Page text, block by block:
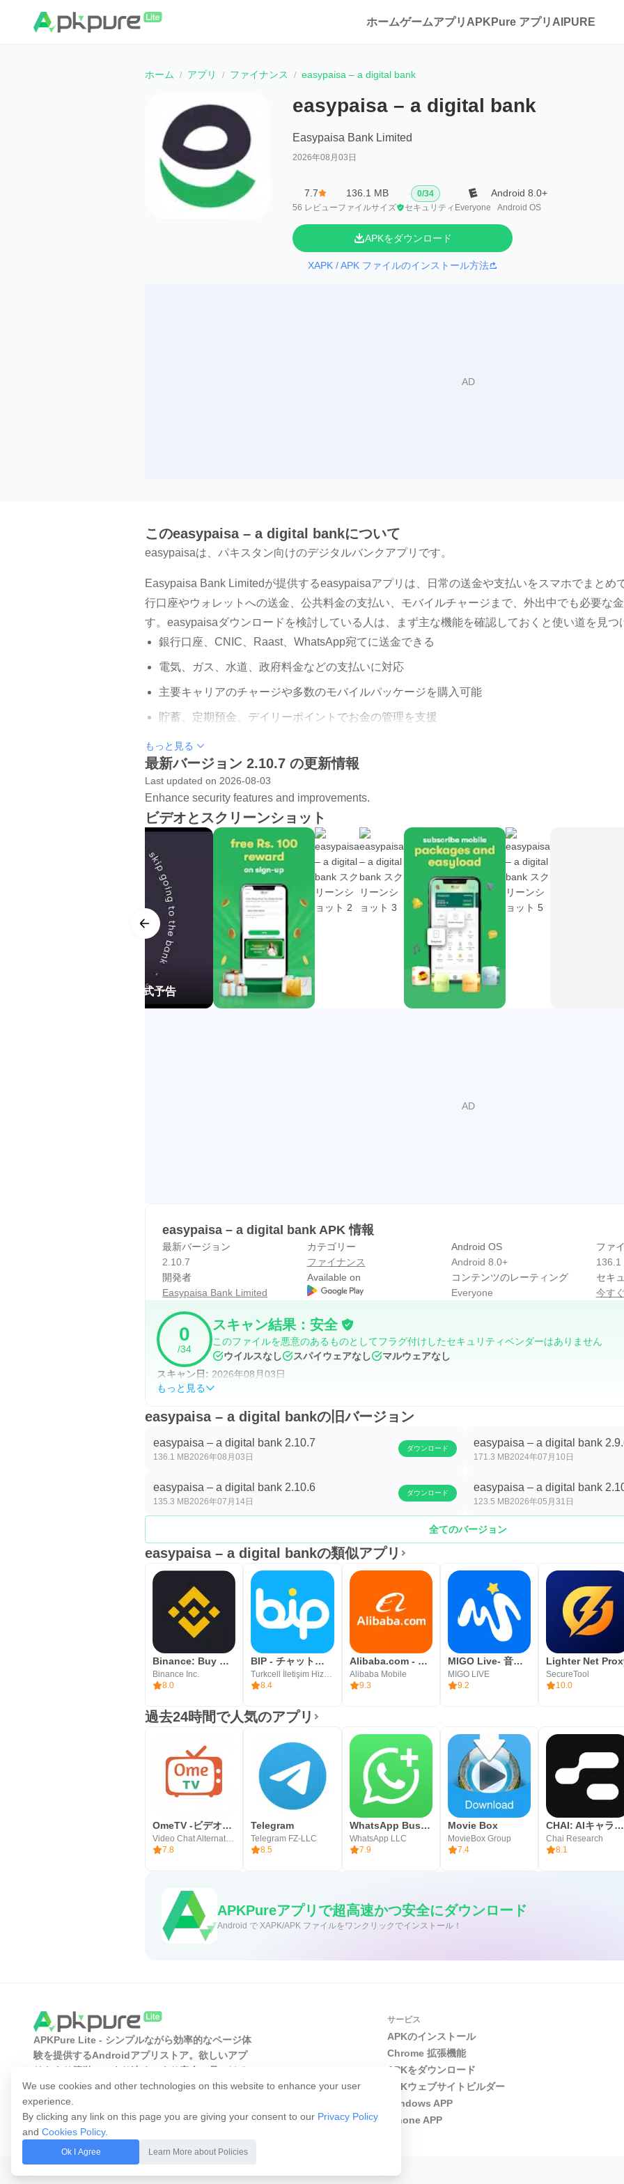
ホームゲームアプリ APKPure アプリ AIPURE
ホーム アプリ ファイナンス easypaisa – a digital bank
easypaisa – a digital bank
Easypaisa Bank Limited
2026年08月03日
7.7
56 レビュー
136.1 MB
ファイルサイズ
0/34
セキュリティ Everyone
Android 8.0+
Android OS
APKをダウンロード
XAPK / APK ファイルのインストール方法
このeasypaisa – a digital bankについて
easypaisaは、パキスタン向けのデジタルバンクアプリです。
Easypaisa Bank Limitedが提供するeasypaisaアプリは、日常の送金や支払いをスマホでまとめ
行口座やウォレットへの送金、公共料金の支払い、モバイルチャージまで、外出中でも必要な
す。easypaisaダウンロードを検討している人は、まず主な機能を確認しておくと使い道を見つ
銀行口座、CNIC、Raast、WhatsApp宛てに送金できる
電気、ガス、水道、政府料金などの支払いに対応
主要キャリアのチャージや多数のモバイルパッケージを購入可能
貯蓄、定期預金、デイリーポイントでお金の管理を支援
QR決済、寄付、チケット関連サービスにもアクセスできる
送金とウォレット決済
easypaisaは、個人間の送金から銀行口座への振込まで、複数の宛先を1つの画面から選べるよ
口座、easypaisaアカウント、JazzCash、CNIC、Raast、WhatsAppが含まれ、相手の環境に合
の生活費、友人との割り勘、急ぎの小口送金など、パキスタン国内の日常的な支払いに向いた作
ホーム画面では「送金」など目的別のメニューから進めるため、よく使う操作にたどり着きや
や相手先を確認でき、取引後は履歴やレシートで状態を見直せます。送金先の入力を急ぐ場面
を減らしやすい点は実用的です。
請求書と日常支払い
easypaisaでは、電気、ガス、電話、水道、政府料金などの請求書支払いをスマホから管理でき
時間を取りにくい人でも、対象カテゴリを選び、請求内容と金額を確認して確定できる流れに
めて処理したい家庭や、仕事の合間に支払いを済ませたい人に合います。
決める使い方が現実的です。
貯蓄、ローン、保険サービス
easypaisaには、送金や支払いだけでなく、お金を残すための機能も入っています。Savings
トなどを通じて、日々の残高を意識しながら管理できます。少額でも分けておきたい人や、支
にとって、アプリ内で確認できる点は便利です。
Easycashローンや1ルピーからの保険にもアプリ内で申し込めますが、金融商品は条件の確認
対象範囲、保険の補償内容は、申し込み前に画面上の説明を丁寧に読む必要があります。急な
が、返済や契約内容を理解してから判断することが大切です。
QR決済と追加サービス
easypaisaは、Raast QRなどのQRスキャン決済にも対応し、加盟店での支払いを短時間で済ま
さな買い物や日常の支払いに使いやすい機能です。
ポート確認などの追加機能に進めるため、金融管理の入口としても使えます。ただし、機能が
メニューから慣れていくと探しやすくなります。
easypaisaのメリット・デメリット
easypaisaは、パキスタン国内での送金、支払い、貯蓄をまとめたい人に向いたアプリです。一
道には確認が必要な点もあります。
メリット
送金、請求書、貯蓄をまとめて管理できる
取引履歴とレシートを確認しやすい
生体認証と確認画面で誤操作を減らせる
デメリット
主にパキスタン国内ユーザー向け
ローンや保険は条件確認が必要
機能が多く最初は迷いやすい
easypaisa APKの最新ファイルはAPKPureからダウンロードできます。ファイルサイズはおよ
環境なら比較的短時間で取得しやすい容量です。モバイル通信で進める場合は、データ残量を
ダウンロード後は、端末の設定に応じてAPKのインストール確認が表示される場合があります
話番号や本人確認に関わる案内に沿ってアカウントの準備を進められます。easypaisa最新バ
もっと見る
最新バージョン 2.10.7 の更新情報
Last updated on 2026-08-03
Enhance security features and improvements.
ビデオとスクリーンショット
bank のアンドロイド公式予告
easypaisa – a digital bank APK 情報
最新バージョン
2.10.7
カテゴリー
ファイナンス
Android OS
Android 8.0+
ファ
136.1
開発者
Easypaisa Bank Limited
Available on
コンテンツのレーティング
Everyone
セキ
今す
0
/34
スキャン結果：安全
このファイルを悪意のあるものとしてフラグ付けしたセキュリティベンダーはありません
ウイルスなし
スパイウェアなし
マルウェアなし
スキャン日: 2026年08月03日
もっと見る
easypaisa – a digital bankの旧バージョン
easypaisa – a digital bank 2.10.7
136.1 MB2026年08月03日
ダウンロード easypaisa – a digital bank
171.3 MB2024年07月10日
easypaisa – a digital bank 2.10.6
135.3 MB2026年07月14日
ダウンロード easypaisa – a digital bank
123.5 MB2026年05月31日
全てのバージョン
easypaisa – a digital bankの類似アプリ
Binance: Buy Bitcoin & Crypto
Binance Inc.
8.0
BIP - チャット、ビデオ通話
Turkcell İletişim Hizmetleri A.Ş
8.4
Alibaba.com - B2B マーケットプレイス
Alibaba Mobile
9.3
MIGO Live- 音声とビデオチャット
MIGO LIVE
9.2
Lighter Net
SecureTool
10.0
過去24時間で人気のアプリ
OmeTV -ビデオチャットオルタナティブ
7.8
Telegram
Telegram FZ-LLC
8.5
WhatsApp Business
WhatsApp LLC
7.9
Movie Box
MovieBox Group
7.4
CHAI: AIキャラ・あなたの推しとロールプレイチャット
Chai Research
8.1
APKPureアプリで超高速かつ安全にダウンロード
Android で XAPK/APK ファイルをワンクリックでインストール！
We use cookies and other technologies on this website to enhance your user
experience.
By clicking any link on this page you are giving your consent to our Privacy Policy
and Cookies Policy.
Ok I Agree Learn More about Policies
APKPure Lite - シンプルながら効率的なページ体
験を提供するAndroidアプリストア。欲しいアプ
リをより簡単に、より速く、より安全に見つける
ことができます。
サービス
APKのインストール
Chrome 拡張機能
APKをダウンロード
APKウェブサイトビルダー
Windows APP
iPhone APP